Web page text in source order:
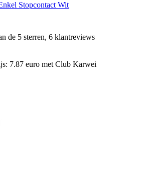
Stopcontact Wit
de 5 sterren, 6 klantreviews
7.87 euro met Club Karwei